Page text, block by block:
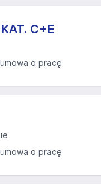
C+E
umowa o pracę
umowa o pracę